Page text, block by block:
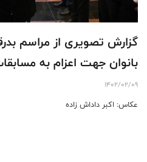
گزارش تصویری از مراسم
بانوان جهت اعزام به
1402/02/09
عکاس: اکبر داداش زاده